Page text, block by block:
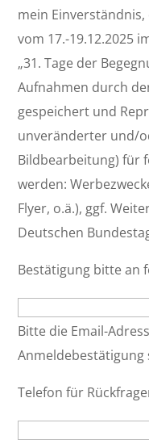
mein
vom 17.-19.12.2025
„31. Tage der
Aufnahmen durch
gespeichert und
unveränderter und/
Bildbearbeitung) für
werden:
Flyer, o.ä.), ggf.
Deutschen
Bestätigung bitte an
Bitte die Email-
Anmeldebestätigung
Telefon für